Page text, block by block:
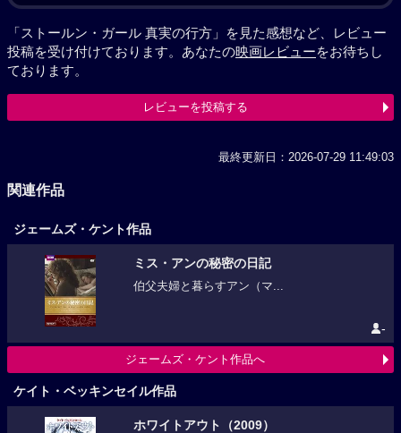
「ストールン・ガール 真実の行方」を見た感想など、レビュー
投稿を受け付けております。あなたの映画レビューをお待ちし
ております。
レビューを投稿する
最終更新日：2026-07-29 11:49:03
関連作品
ジェームズ・ケント作品
ミス・アンの秘密の日記
伯父夫婦と暮らすアン（マ...
-
ジェームズ・ケント作品へ
ケイト・ベッキンセイル作品
ホワイトアウト（2009）